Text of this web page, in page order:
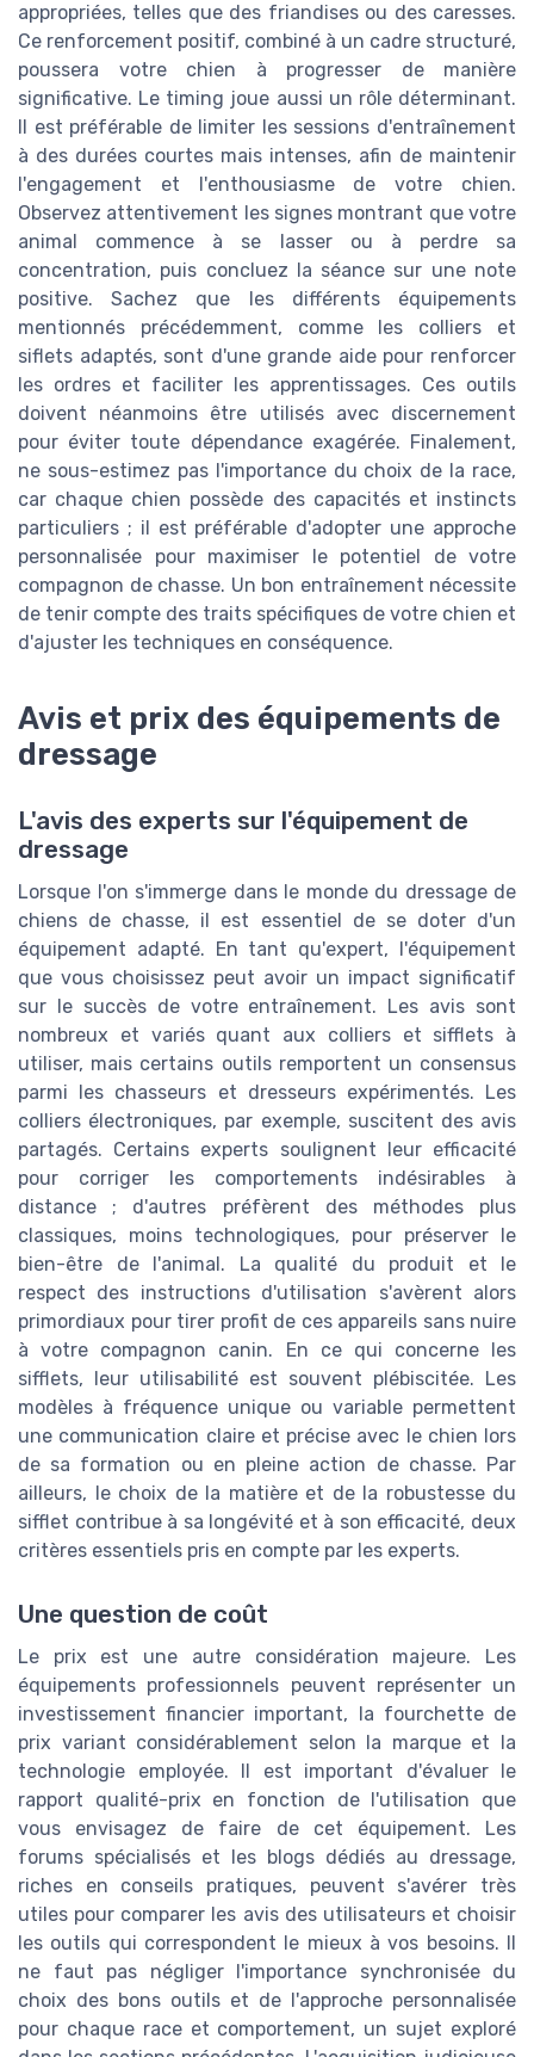
appropriées, telles que des friandises ou des caresses.
Ce renforcement positif, combiné à un cadre structuré,
poussera votre chien à progresser de manière
significative. Le timing joue aussi un rôle déterminant.
Il est préférable de limiter les sessions d'entraînement
à des durées courtes mais intenses, afin de maintenir
l'engagement et l'enthousiasme de votre chien.
Observez attentivement les signes montrant que votre
animal commence à se lasser ou à perdre sa
concentration, puis concluez la séance sur une note
positive. Sachez que les différents équipements
mentionnés précédemment, comme les colliers et
siflets adaptés, sont d'une grande aide pour renforcer
les ordres et faciliter les apprentissages. Ces outils
doivent néanmoins être utilisés avec discernement
pour éviter toute dépendance exagérée. Finalement,
ne sous-estimez pas l'importance du choix de la race,
car chaque chien possède des capacités et instincts
particuliers ; il est préférable d'adopter une approche
personnalisée pour maximiser le potentiel de votre
compagnon de chasse. Un bon entraînement nécessite
de tenir compte des traits spécifiques de votre chien et
d'ajuster les techniques en conséquence.
Avis et prix des équipements de
dressage
L'avis des experts sur l'équipement de
dressage
Lorsque l'on s'immerge dans le monde du dressage de
chiens de chasse, il est essentiel de se doter d'un
équipement adapté. En tant qu'expert, l'équipement
que vous choisissez peut avoir un impact significatif
sur le succès de votre entraînement. Les avis sont
nombreux et variés quant aux colliers et sifflets à
utiliser, mais certains outils remportent un consensus
parmi les chasseurs et dresseurs expérimentés. Les
colliers électroniques, par exemple, suscitent des avis
partagés. Certains experts soulignent leur efficacité
pour corriger les comportements indésirables à
distance ; d'autres préfèrent des méthodes plus
classiques, moins technologiques, pour préserver le
bien-être de l'animal. La qualité du produit et le
respect des instructions d'utilisation s'avèrent alors
primordiaux pour tirer profit de ces appareils sans nuire
à votre compagnon canin. En ce qui concerne les
sifflets, leur utilisabilité est souvent plébiscitée. Les
modèles à fréquence unique ou variable permettent
une communication claire et précise avec le chien lors
de sa formation ou en pleine action de chasse. Par
ailleurs, le choix de la matière et de la robustesse du
sifflet contribue à sa longévité et à son efficacité, deux
critères essentiels pris en compte par les experts.
Une question de coût
Le prix est une autre considération majeure. Les
équipements professionnels peuvent représenter un
investissement financier important, la fourchette de
prix variant considérablement selon la marque et la
technologie employée. Il est important d'évaluer le
rapport qualité-prix en fonction de l'utilisation que
vous envisagez de faire de cet équipement. Les
forums spécialisés et les blogs dédiés au dressage,
riches en conseils pratiques, peuvent s'avérer très
utiles pour comparer les avis des utilisateurs et choisir
les outils qui correspondent le mieux à vos besoins. Il
ne faut pas négliger l'importance synchronisée du
choix des bons outils et de l'approche personnalisée
pour chaque race et comportement, un sujet exploré